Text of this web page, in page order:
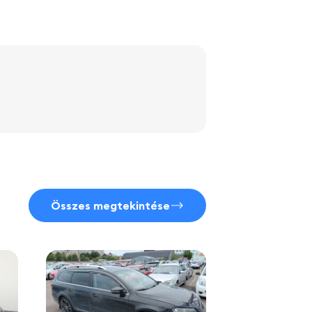
Összes megtekintése